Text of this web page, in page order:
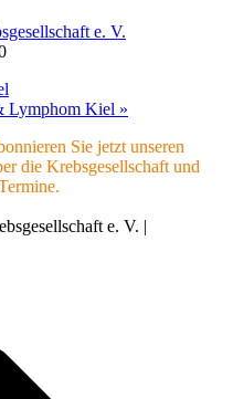
e. V.
Lymphom Kiel »
Sie jetzt unseren
die Krebsgesellschaft und
e. V. |